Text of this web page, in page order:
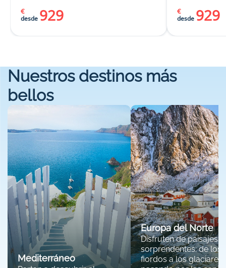
desde 929
€
desde 929
€
Nuestros destinos más
bellos
Mediterráneo
Europa del Norte
Disfruten de paisajes
sorprendentes: de los
fiordos a los glaciares,